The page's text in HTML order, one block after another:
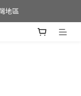
免運費;
地區